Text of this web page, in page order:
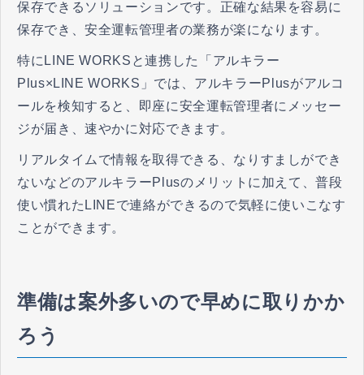
保存できるソリューションです。正確な結果を容易に
保存でき、安全運転管理者の業務が楽になります。
特にLINE WORKSと連携した「アルキラー
Plus×LINE WORKS」では、アルキラーPlusがアルコ
ールを検知すると、即座に安全運転管理者にメッセー
ジが届き、速やかに対応できます。
リアルタイムで情報を取得できる、なりすましができ
ないなどのアルキラーPlusのメリットに加えて、普段
使い慣れたLINEで連絡ができるので気軽に使いこなす
ことができます。
準備は案外多いので早めに取りかか
ろう